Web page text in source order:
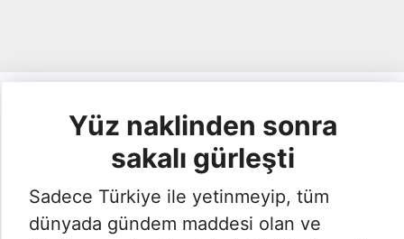
Yüz naklinden sonra
sakalı gürleşti
Sadece Türkiye ile yetinmeyip, tüm
dünyada gündem maddesi olan ve